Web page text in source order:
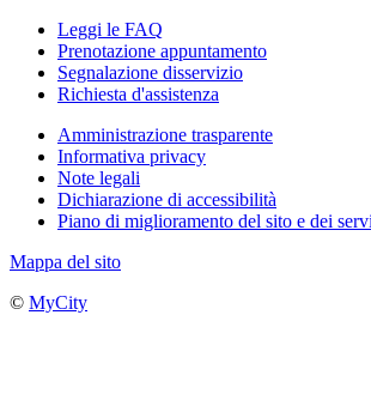
Leggi le FAQ
Prenotazione appuntamento
Segnalazione disservizio
Richiesta d'assistenza
Amministrazione trasparente
Informativa privacy
Note legali
Dichiarazione di accessibilità
Piano di miglioramento del sito e dei
Mappa del sito
© MyCity